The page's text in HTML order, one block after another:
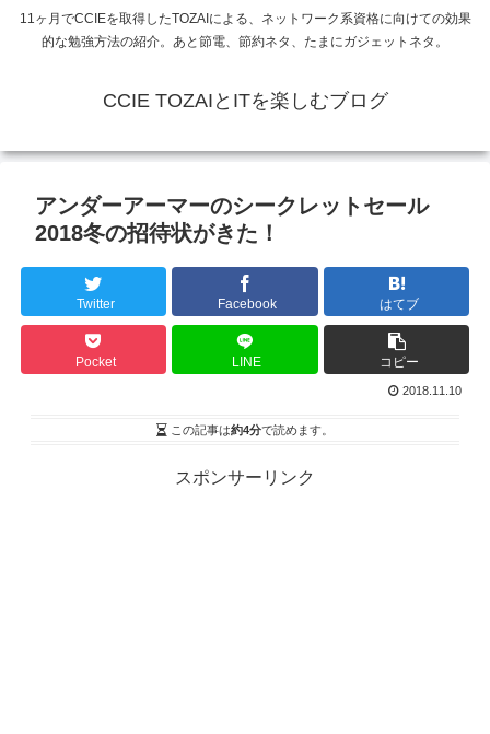
11ヶ月でCCIEを取得したTOZAIによる、ネットワーク系資格に向けての効果
的な勉強方法の紹介。あと節電、節約ネタ、たまにガジェットネタ。
CCIE TOZAIとITを楽しむブログ
アンダーアーマーのシークレットセール
2018冬の招待状がきた！
Twitter Facebook はてブ
Pocket LINE コピー
2018.11.10
この記事は約4分で読めます。
スポンサーリンク